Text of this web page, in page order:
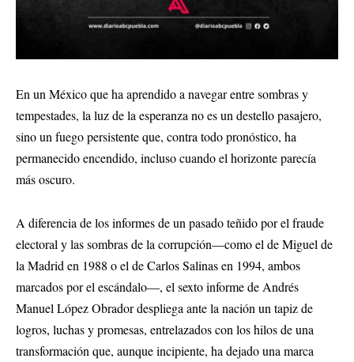
En un México que ha aprendido a navegar entre sombras y
tempestades, la luz de la esperanza no es un destello pasajero,
sino un fuego persistente que, contra todo pronóstico, ha
permanecido encendido, incluso cuando el horizonte parecía
más oscuro.
A diferencia de los informes de un pasado teñido por el fraude
electoral y las sombras de la corrupción—como el de Miguel de
la Madrid en 1988 o el de Carlos Salinas en 1994, ambos
marcados por el escándalo—, el sexto informe de Andrés
Manuel López Obrador despliega ante la nación un tapiz de
logros, luchas y promesas, entrelazados con los hilos de una
transformación que, aunque incipiente, ha dejado una marca